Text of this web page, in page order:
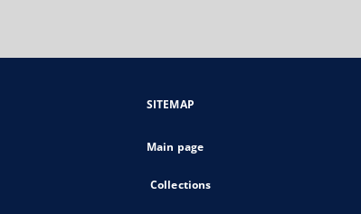
SITEMAP
Main page
Collections